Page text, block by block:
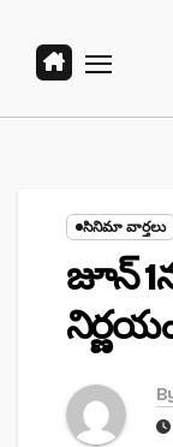
సినిమా వార్తలు
జూన్